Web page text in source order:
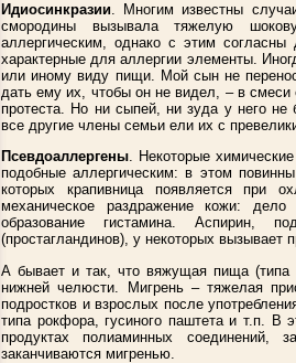
Идиосинкразии. Многим известны
смородины вызывала тяжелую
аллергическим, однако с этим
характерные для аллергии элементы.
или иному виду пищи. Мой сын не
дать ему их, чтобы он не видел, – в
протеста. Но ни сыпей, ни зуда у него
все другие члены семьи ели их с
Псевдоаллергены. Некоторые
подобные аллергическим: в этом
которых крапивница появляется при
механическое раздражение кожи:
образование гистамина. Аспирин,
(простагландинов), у некоторых вызывает
А бывает и так, что вяжущая пища
нижней челюсти. Мигрень – тяжелая
подростков и взрослых после
типа рокфора, гусиного паштета и т.п. В
продуктах полиаминных соединений,
заканчиваются мигренью.